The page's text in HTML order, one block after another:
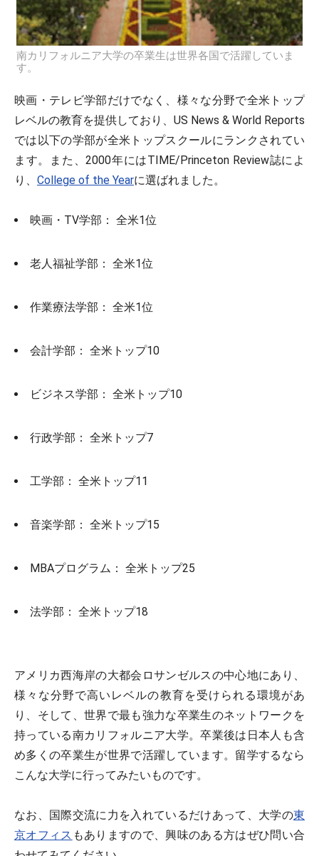
南カリフォルニア大学の卒業生は世界各国で活躍していま
す。
映画・テレビ学部だけでなく、様々な分野で全米トップ
レベルの教育を提供しており、US News & World Reports
では以下の学部が全米トップスクールにランクされてい
ます。また、2000年にはTIME/Princeton Review誌によ
り、 College of the Yearに選ばれました。
映画・TV学部： 全米1位
老人福祉学部： 全米1位
作業療法学部： 全米1位
会計学部： 全米トップ10
ビジネス学部： 全米トップ10
行政学部： 全米トップ7
工学部： 全米トップ11
音楽学部： 全米トップ15
MBAプログラム： 全米トップ25
法学部： 全米トップ18
アメリカ西海岸の大都会ロサンゼルスの中心地にあり、
様々な分野で高いレベルの教育を受けられる環境があ
り、そして、世界で最も強力な卒業生のネットワークを
持っている南カリフォルニア大学。卒業後は日本人も含
め多くの卒業生が世界で活躍しています。留学するなら
こんな大学に行ってみたいものです。
なお、国際交流に力を入れているだけあって、大学の東
京オフィス もありますので、興味のある方はぜひ問い合